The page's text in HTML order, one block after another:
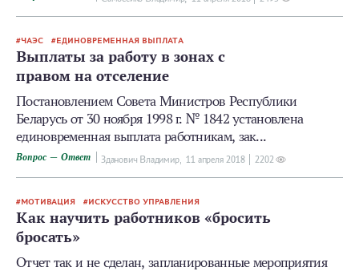
ЧАЭС ЕДИНОВРЕМЕННАЯ ВЫПЛАТА
Выплаты за работу в зонах с
правом на отселение
Постановлением Совета Министров Республики
Беларусь от 30 ноября 1998 г. № 1842 установлена
единовременная выплата работникам, зак...
Вопрос — Ответ Зданович Владимир, 11 апреля 2018 2202
МОТИВАЦИЯ ИСКУССТВО УПРАВЛЕНИЯ
Как научить работников «бросить
бросать»
Отчет так и не сделан, запланированные мероприятия